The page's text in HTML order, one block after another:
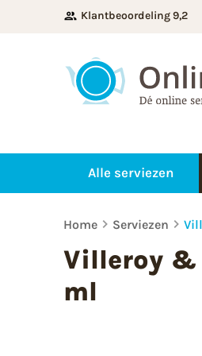
Klantbeoordeling 9,2
Alle serviezen
Home Serviezen
Villeroy &
ml